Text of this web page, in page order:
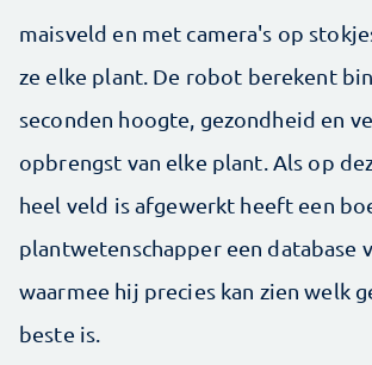
maisveld en met camera's op
ze elke plant. De robot berekent
seconden hoogte, gezondheid en
opbrengst van elke plant. Als op
heel veld is afgewerkt heeft een
plantwetenschapper een database
waarmee hij precies kan zien welk
beste is.